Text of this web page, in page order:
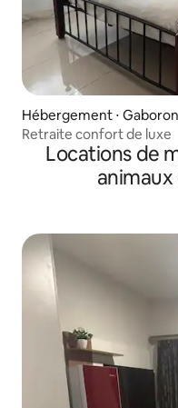
Hébergement ⋅
Retraite confort de luxe
Locations de